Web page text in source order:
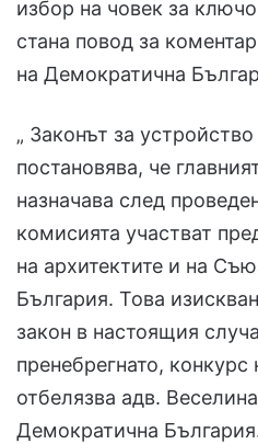
избор на човек за
стана повод за
на Демократична
„ Законът за
постановява, че
назначава след
комисията участват
на архитектите и на
България. Това
закон в настоящия
пренебрегнато, конкурс
отбелязва адв.
Демократична